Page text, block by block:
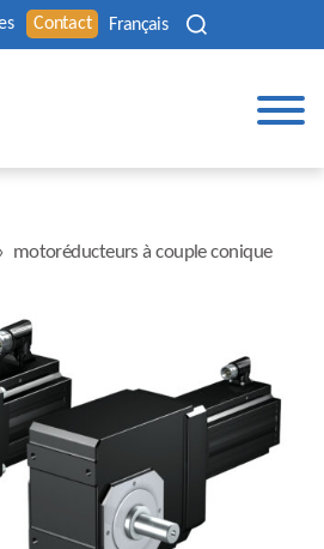
Contact Français
motoréducteurs à couple conique